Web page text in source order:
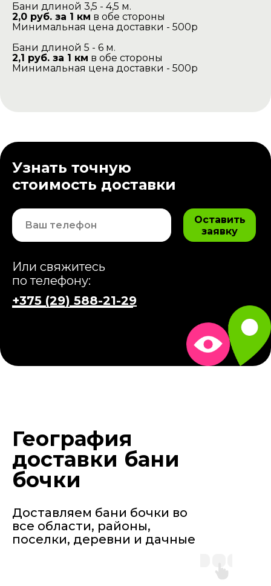
Бани длиной 3,5 - 4,5 м.
2,0 руб. за 1 км в обе стороны
Минимальная цена доставки - 500р
Бани длиной 5 - 6 м.
2,1 руб. за 1 км в обе стороны
Минимальная цена доставки - 500р
Оставить
заявку
Или свяжитесь
по телефону:
+375 (29) 588-21-29
Узнать точную
стоимость доставки
География
доставки бани
бочки
Доставляем бани бочки во
все области, районы,
поселки, деревни и дачные